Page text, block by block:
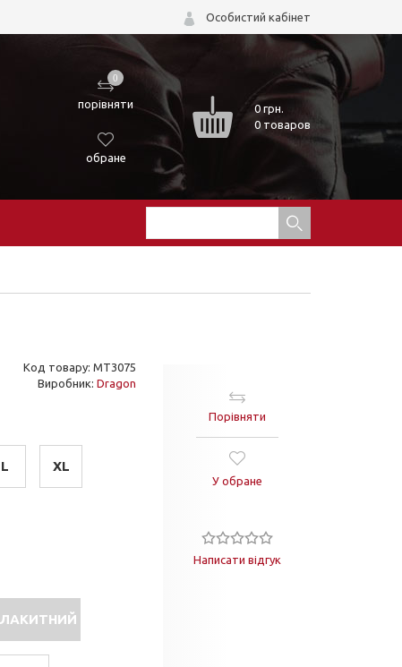
Особистий кабінет
0
порівняти
обране
0грн.
0 товаров
Код товару: MT3075
Виробник: Dragon
L XL
Порівняти
У обране
Написати відгук